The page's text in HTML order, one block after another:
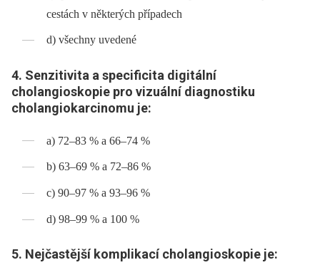
cestách v některých případech
d) všechny uvedené
4. Senzitivita a specificita digitální
cholangioskopie pro vizuální diagnostiku
cholangiokarcinomu je:
a) 72–83 % a 66–74 %
b) 63–69 % a 72–86 %
c) 90–97 % a 93–96 %
d) 98–99 % a 100 %
5. Nejčastější komplikací cholangioskopie je: